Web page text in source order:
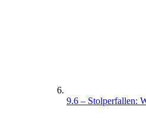
9.6 – Stolperfallen: